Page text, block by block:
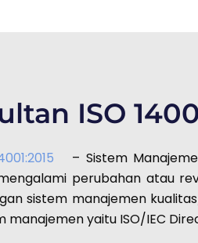
ISO
– Sistem
perubahan atau
sistem manajemen
manajemen yaitu ISO/IEC